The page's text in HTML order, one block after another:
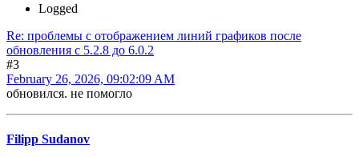
Logged
Re: проблемы с отображением линий графиков после
обновления c 5.2.8 до 6.0.2
#3
February 26, 2026, 09:02:09 AM
обновился. не помогло
Filipp Sudanov